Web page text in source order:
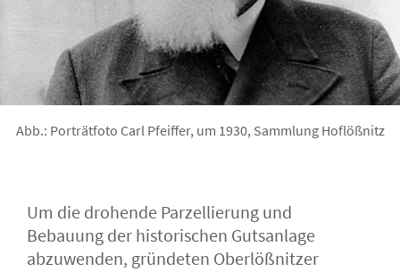
Abb.: Porträtfoto Carl Pfeiffer, um 1930, Sammlung Hoflößnitz
Um die drohende Parzellierung und
Bebauung der historischen Gutsanlage
abzuwenden, gründeten Oberlößnitzer